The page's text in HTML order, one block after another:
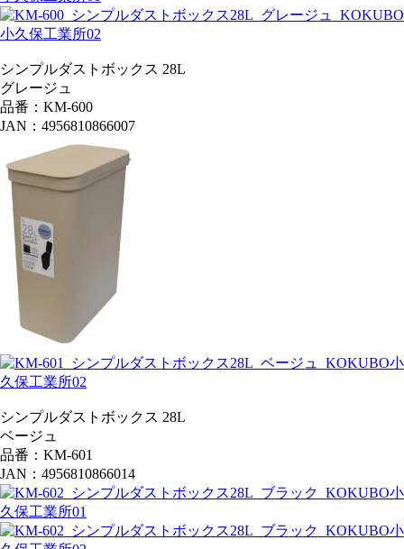
シンプルダストボックス 28L
グレージュ
品番：KM-600
JAN：4956810866007
シンプルダストボックス 28L
ベージュ
品番：KM-601
JAN：4956810866014